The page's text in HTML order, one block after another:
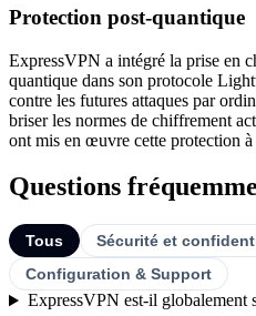
Protection post-quantique
ExpressVPN a intégré la prise en
quantique dans son protocole
contre les futures attaques par
briser les normes de chiffrement
ont mis en œuvre cette protection à
Questions
Tous Sécurité et
Configuration & Support
ExpressVPN est-il globalement